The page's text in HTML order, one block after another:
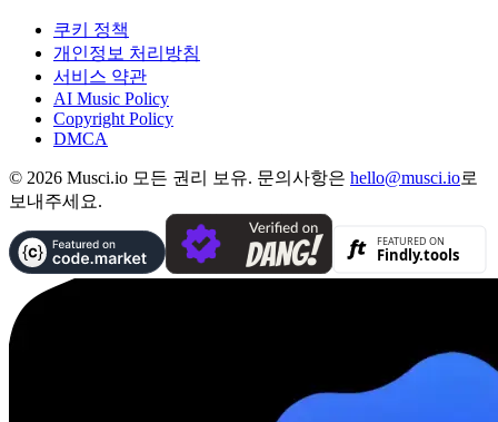
쿠키 정책
개인정보 처리방침
서비스 약관
AI Music Policy
Copyright Policy
DMCA
© 2026 Musci.io 모든 권리 보유. 문의사항은 hello@musci.io로
보내주세요.